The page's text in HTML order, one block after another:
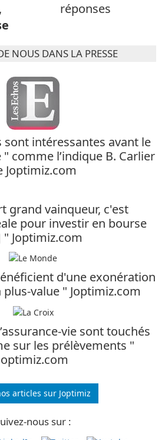
réponses
NOUS DANS LA PRESSE
sont intéressantes avant le
comme l’indique B. Carlier
Joptimiz.com
grand vainqueur, c'est
pour investir en bourse
" Joptimiz.com
d'une exonération
value " Joptimiz.com
vie sont touchés
sur les prélèvements "
articles sur Joptimiz
nous sur :